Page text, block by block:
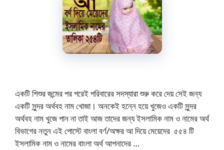
একটি শিশুর জন্মের পর পরেই পরিবারের সদস্যারা শুরু করে দেয় সেই জন্য
একটি সুন্দর অর্থবহ নাম খোজা। অনকেই হন্নে হয়ে খুজেও একটি সুন্দর
অর্থবহ নাম খুজে পান না তাই আজ তাদের জন্য ইসলামিক নাম ও নামের অর্থ
বিভাগের নতুন এই পোস্টে বাংলা বর্ণ/অক্ষর আ দিয়ে মেয়েদের ৫৫৪ টি
ইসলামিক নাম ও নামের বাংলা অর্থ আপনাদের …